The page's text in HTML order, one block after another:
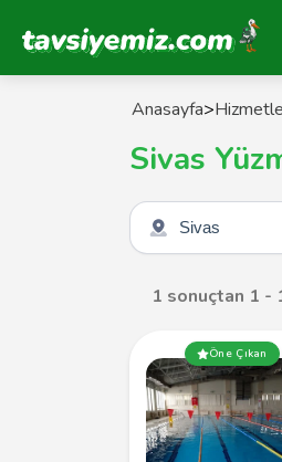
Tavsiyemiz Anasayfa
Anasayfa>
Sivas
Şehir seçin
1 sonuçtan 1 -
Öne Çıkan